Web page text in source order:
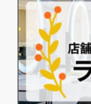
開業･改装を